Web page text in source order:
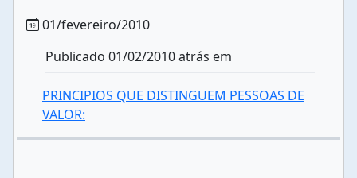
01/fevereiro/2010
Publicado 01/02/2010 atrás em
PRINCIPIOS QUE DISTINGUEM PESSOAS DE
VALOR: